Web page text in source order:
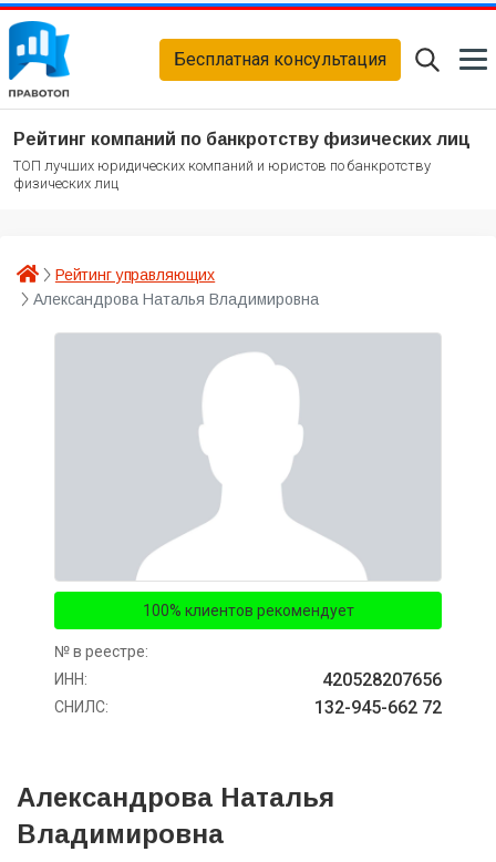
Бесплатная консультация
Рейтинг компаний по банкротству физических лиц
ТОП лучших юридических компаний и юристов по банкротству
физических лиц
Рейтинг управляющих
Александрова Наталья Владимировна
100% клиентов рекомендует
№ в реестре:
ИНН:
420528207656
СНИЛС: 132-945-662 72
Александрова Наталья
Владимировна